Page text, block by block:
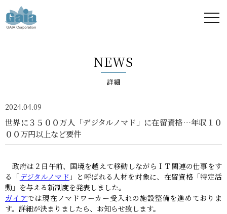
ア -
GAIA
Corporation
NEWS
詳細
2024.04.09
世界に３５００万人「デジタルノマド」に在留資格…年収１０
００万円以上など要件
政府は２日午前、国境を越えて移動しながらＩＴ関連の仕事をす
る「デジタルノマド 」と呼ばれる人材を対象に、在留資格「特定活
動」を与える新制度を発表しました。
ガイアでは現在ノマドワーカー受入れの施設整備を進めておりま
す。詳細が決まりましたら、お知らせ致します。